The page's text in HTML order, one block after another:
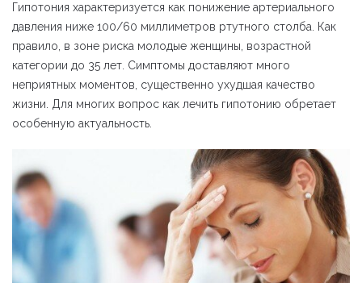
Гипотония характеризуется как понижение артериального
давления ниже 100/60 миллиметров ртутного столба. Как
правило, в зоне риска молодые женщины, возрастной
категории до 35 лет. Симптомы доставляют много
неприятных моментов, существенно ухудшая качество
жизни. Для многих вопрос как лечить гипотонию обретает
особенную актуальность.